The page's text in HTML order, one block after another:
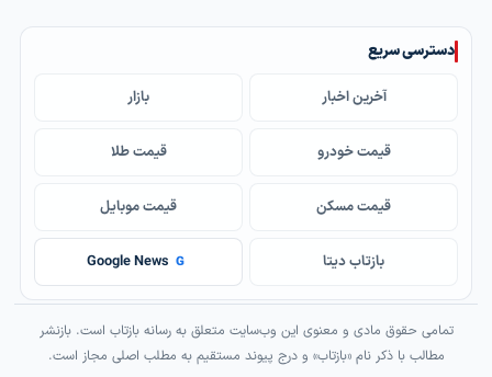
دسترسی سریع
آخرین اخبار بازار
قیمت خودرو قیمت طلا
قیمت مسکن قیمت موبایل
بازتاب دیتا G
Google News
تمامی حقوق مادی و معنوی این وب‌سایت متعلق به رسانه بازتاب است. بازنشر
مطالب با ذکر نام «بازتاب» و درج پیوند مستقیم به مطلب اصلی مجاز است.